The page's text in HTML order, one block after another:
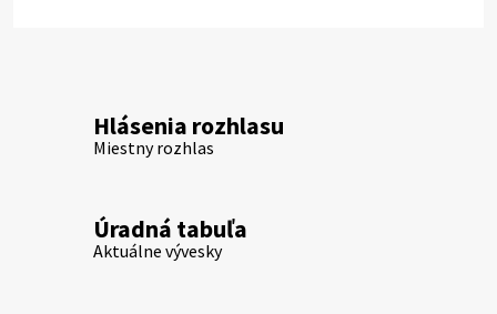
Hlásenia rozhlasu
Miestny rozhlas
Úradná tabuľa
Aktuálne vývesky